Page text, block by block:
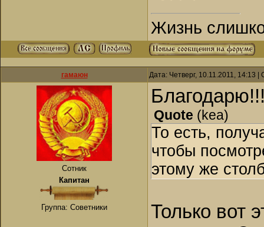
Жизнь
гамаюн Дата: Четверг, 10.11.2011, 14:13
Сотник
Капитан
Группа: Советники
Quote (kea)
То есть,
чтобы
этому же
Только вот